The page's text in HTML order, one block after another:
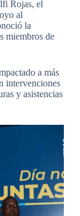
Rojas, el
al
la
miembros de
a más
intervenciones
y asistencias